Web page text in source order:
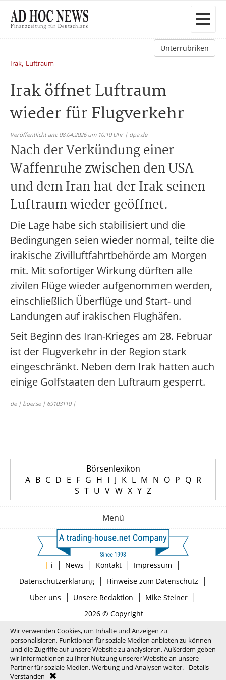
Unterrubriken
Irak, Luftraum
Irak öffnet Luftraum
wieder für Flugverkehr
Veröffentlicht am: 08.04.2026 um 10:10 Uhr | dpa.de
Nach der Verkündung einer
Waffenruhe zwischen den USA
und dem Iran hat der Irak seinen
Luftraum wieder geöffnet.
Die Lage habe sich stabilisiert und die
Bedingungen seien wieder normal, teilte die
irakische Zivilluftfahrtbehörde am Morgen
mit. Mit sofortiger Wirkung dürften alle
zivilen Flüge wieder aufgenommen werden,
einschließlich Überflüge und Start- und
Landungen auf irakischen Flughäfen.
Seit Beginn des Iran-Krieges am 28. Februar
ist der Flugverkehr in der Region stark
eingeschränkt. Neben dem Irak hatten auch
einige Golfstaaten den Luftraum gesperrt.
de | boerse | 69103110 |
Börsenlexikon
A B C D E F G H I J K L M N O P Q R
S T U V W X Y Z
Menü
| i | News | Kontakt | Impressum |
Datenschutzerklärung| Hinweise zum Datenschutz |
Über uns | Unsere Redaktion | Mike Steiner|
2026 © Copyright
Wir verwenden Cookies, um Inhalte und Anzeigen zu
personalisieren, Funktionen für soziale Medien anbieten zu können
und die Zugriffe auf unsere Website zu analysieren. Außerdem geben
wir Informationen zu Ihrer Nutzung unserer Website an unsere
Partner für soziale Medien, Werbung und Analysen weiter.
Details
Verstanden